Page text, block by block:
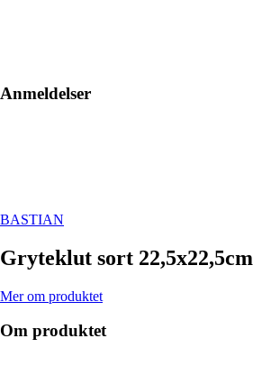
Anmeldelser
BASTIAN
Gryteklut sort 22,5x22,5cm
Mer om produktet
Om produktet